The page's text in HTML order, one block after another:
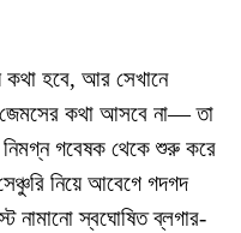
কথা হবে, আর সেখানে
জেমসের কথা আসবে না— তা
নিমগ্ন গবেষক থেকে শুরু করে
নিয়ে আবেগে গদগদ
নামানো স্বঘোষিত ব্লগার-